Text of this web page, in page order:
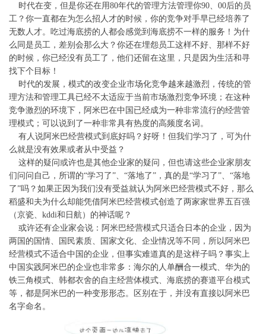
时代在变，但是你还在用80年代的管理方法管理你90、00后的员
工？ 你一直都在为怎么招人才的时候，你的竞争对手早已经培养了
无数人才。 吃过海底捞的人都会感觉到海底捞不一样的服务！为什
么同是员工，差别会那么大？ 你还在埋怨员工这样不好、那样不好
的时候，你已经没有员工了，他们还留在这里，只是因为生活和寻
找下个目标！
时代的发展，模式的改变企业市场化竞争越来越激烈，传统的管
理方法和管理工具已经不太适应于当前市场激烈竞争环境； 在这种
竞争激烈的环境下，阿米巴在中国已经成为一种非常流行的经营管
理模式；可以说到了一种非常具有热度的高频度名词。
有人说阿米巴经营模式到底好吗？好呀！但我们学习了，可为什
么就是没有效果或者从中受益？
这样的疑问或许也是其他企业家的疑问，但也请这些企业家朋友
们问问自己，所谓的“学习了”、“落地了”，真的是“学习了”、“落地
了”吗？如果正因为我们没有受益就认为阿米巴经营模式不好，那么
稻盛和夫为什么却能凭借阿米巴经营模式创造了两家家世界五百强
（京瓷、kddi和日航）的神话呢？
或许还有企业家会说：阿米巴经营模式只适合日本的企业，因为
两国的国情、国民素质、国家文化、企业情况等不同，所以阿米巴
经营模式不适合中国的企业，但事实难道真的是这样子吗？事实上
中国实践阿米巴的企业也非常多：海尔的人单酬合一模式、华为的
铁三角模式、韩都衣舍的自主经营体模式、海底捞的赛道平台模式
等，都是阿米巴的一种变形形态。区别在于，并没有直接以阿米巴
名字命名。